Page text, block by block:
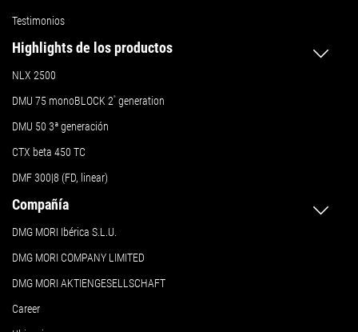
Testimonios
Highlights de los productos
NLX 2500
DMU 75 monoBLOCK 2ª generation
DMU 50 3ª generación
CTX beta 450 TC
DMF 300|8 (FD, linear)
Compañía
DMG MORI Ibérica S.L.U.
DMG MORI COMPANY LIMITED
DMG MORI AKTIENGESELLSCHAFT
Career